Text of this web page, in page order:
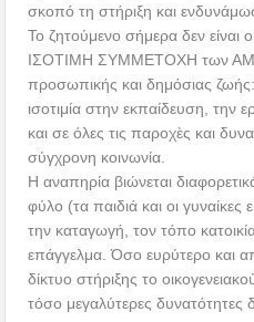
σκοπό τη στήριξη και
Το ζητούμενο σήμερα δεν είναι
ΙΣΟΤΙΜΗ ΣΥΜΜΕΤΟΧΗ των
προσωπικής και δημόσιας ζωής:
ισοτιμία στην εκπαίδευση, την
και σε όλες τις παροχὲς και
σύγχρονη κοινωνία.
Η αναπηρία βιώνεται
φύλο (τα παιδιά και οι γυναίκες
την καταγωγή, τον τόπο
επάγγελμα. Όσο ευρύτερο και
δίκτυο στήριξης το
τόσο μεγαλύτερες δυνατότητες